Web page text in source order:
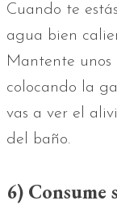
Cuando te
agua bien
Mantente unos
colocando la
vas a ver el
del baño.
6) Consume